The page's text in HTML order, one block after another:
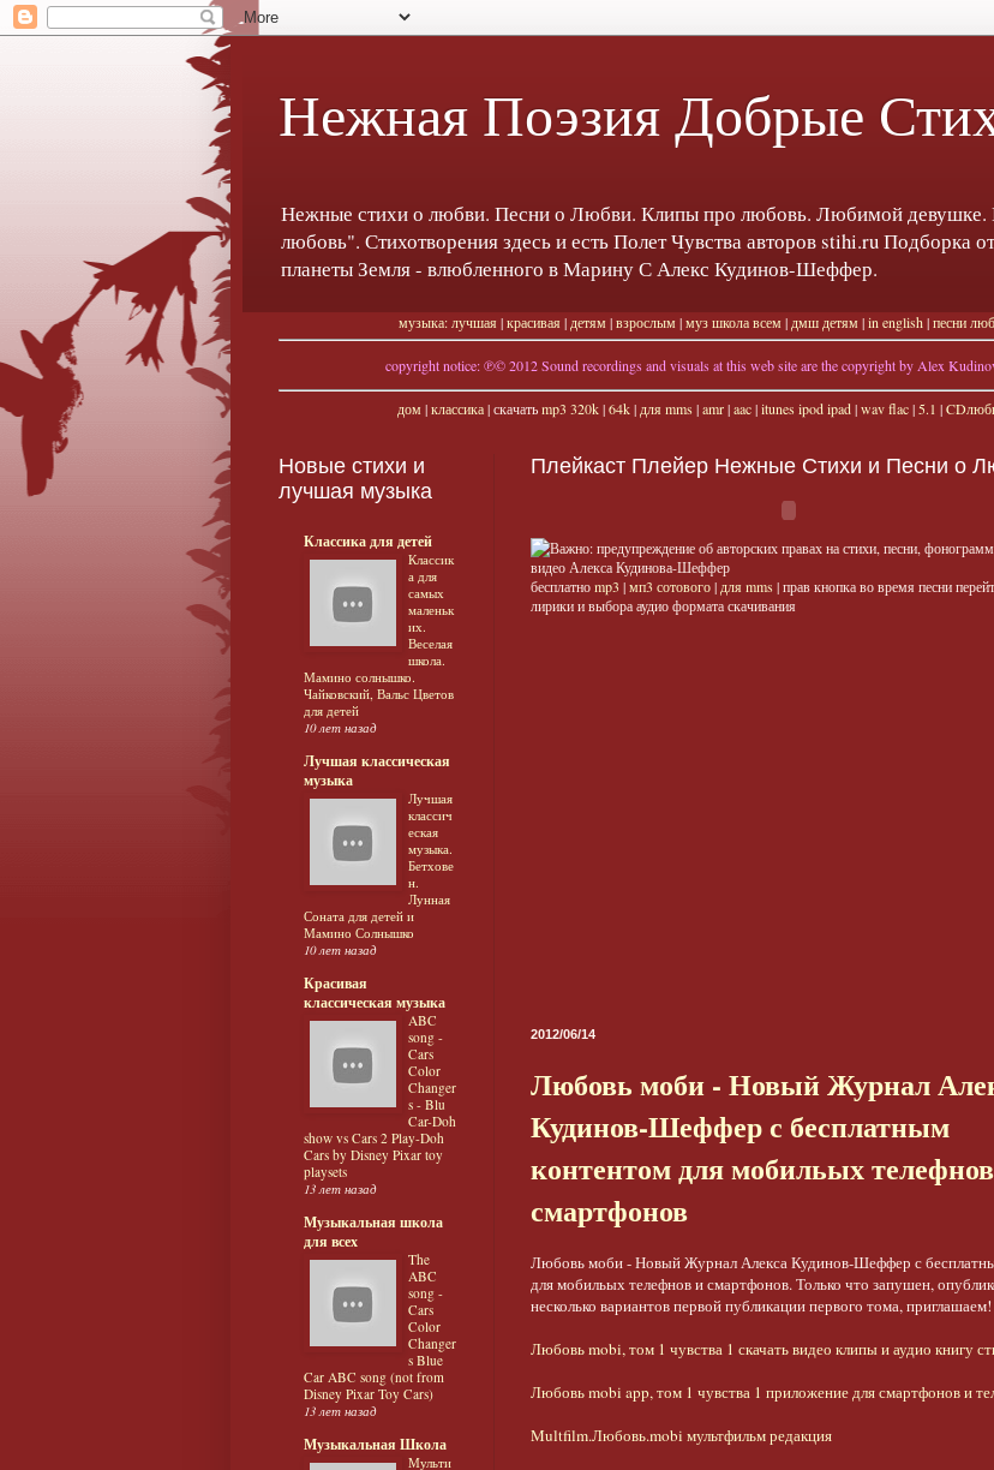
Нежная Поэзия Добрые
Нежные стихи о любви. Песни о Любви. Клипы про любовь. Любимой девушке.
любовь". Стихотворения здесь и есть Полет Чувства авторов stihi.ru Подборка
планеты Земля - влюбленного в Марину С Алекс Кудинов-Шеффер.
музыка: лучшая |красивая |детям|взрослым|муз школа всем|дмш детям|in english|песни
copyright notice: ℗© 2012 Sound recordings and visuals at this web site are the copyright by Alex
дом|классика| скачатьmp3 320k|64k|для mms |amr|aac|itunes ipod ipad|wav flac|5.1 |
Плейкаст Плейер Нежные Стихи и Песни о
бесплатноmp3 |мп3 сотового|для mms | прав кнопка во время песни
лирики и выбора аудио формата скачивания
2012/06/14
Любовь моби - Новый Журнал
Кудинов-Шеффер с бесплатным
контентом для мобильых
смартфонов
Любовь моби - Новый Журнал Алекса Кудинов-Шеффер с
для мобильых телефнов и смартфонов. Только что запушен,
несколько вариантов первой публикации первого тома, приглашаем!
Любовь mobi, том 1 чувства 1 скачать видео клипы и аудио книгу
Любовь mobi app, том 1 чувства 1 приложение для смартфонов и
Multfilm.Любовь.mobi мультфильм редакция
Новые стихи и
лучшая музыка
Классика для детей
Классик
а для
самых
маленьк
их.
Веселая
школа.
Мамино солнышко.
Чайковский, Вальс Цветов
для детей
10 лет назад
Лучшая классическая
музыка
Лучшая
классич
еская
музыка.
Бетхове
н.
Лунная
Соната для детей и
Мамино Солнышко
10 лет назад
Красивая
классическая музыка
ABC
song -
Cars
Color
Changer
s - Blu
Car-Doh
show vs Cars 2 Play-Doh
Cars by Disney Pixar toy
playsets
13 лет назад
Музыкальная школа
для всех
The
ABC
song -
Cars
Color
Changer
s Blue
Car ABC song (not from
Disney Pixar Toy Cars)
13 лет назад
Музыкальная Школа
Мульти